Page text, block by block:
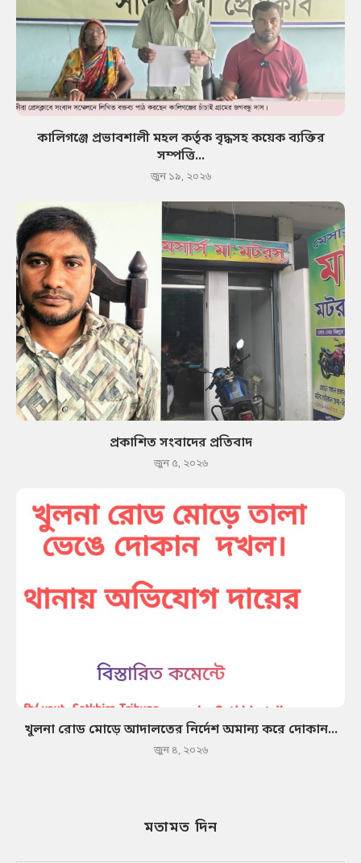
কালিগঞ্জে প্রভাবশালী মহল কর্তৃক বৃদ্ধসহ কয়েক ব্যক্তির
সম্পত্তি...
জুন ১৯, ২০২৬
প্রকাশিত সংবাদের প্রতিবাদ
জুন ৫, ২০২৬
খুলনা রোড মোড়ে আদালতের নির্দেশ অমান্য করে দোকান...
জুন ৪, ২০২৬
মতামত দিন